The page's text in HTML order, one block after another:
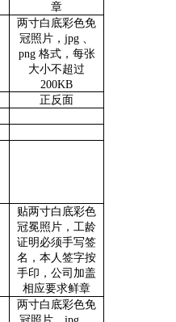
章
两寸白底彩色免
冠照片， jpg 、
png 格式，每张
大小不超过
200KB
正反面
贴两寸白底彩色
冠冕照片，工龄
证明必须手写签
名，本人签字按
手印，公司加盖
相应要求鲜章
两寸白底彩色免